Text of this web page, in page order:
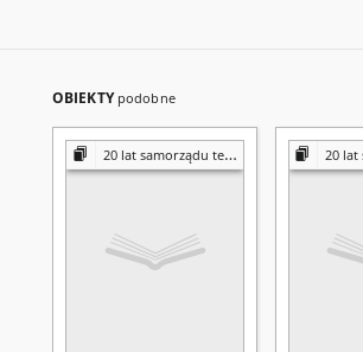
OBIEKTY podobne
20 lat samorządu terytorialnego w Polsce : sukcesy, porażki, perspektywy 20 lat samorządu